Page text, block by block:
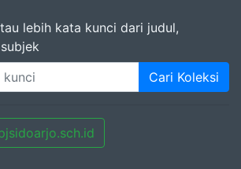
lebih kata kunci dari judul,
Cari Koleksi